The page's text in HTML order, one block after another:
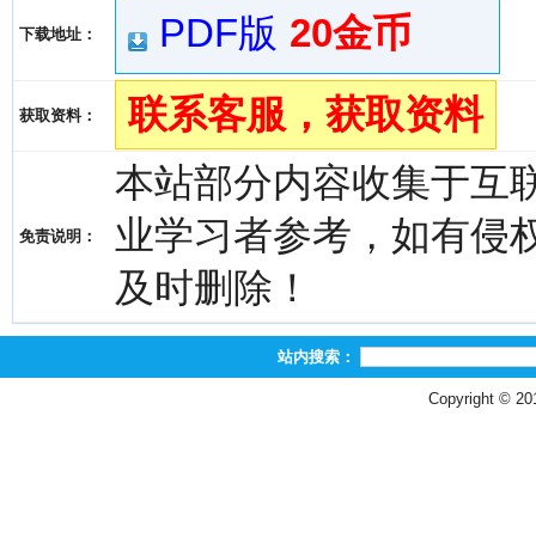
下载地址： PDF版 20金币
获取资料： 联系客服，获取资料
免责说明：
本站部分内容收集于互
业学习者参考，如有侵
及时删除！
站内搜索：
Copyright ©